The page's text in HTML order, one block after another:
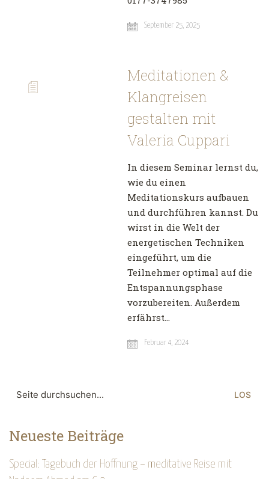
September 25, 2025
Meditationen &
Klangreisen
gestalten mit
Valeria Cuppari
In diesem Seminar lernst du,
wie du einen
Meditationskurs aufbauen
und durchführen kannst. Du
wirst in die Welt der
energetischen Techniken
eingeführt, um die
Teilnehmer optimal auf die
Entspannungsphase
vorzubereiten. Außerdem
erfährst…
Februar 4, 2024
nach:
Neueste Beiträge
Special: Tagebuch der Hoffnung – meditative Reise mit